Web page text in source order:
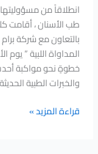
انطلاقاً من
طب الأسنان ، أقامت
بالتعاون مع شركة
خطوةٍ نحو مواكبة
والخبرات الطبية
قراءة المزيد »